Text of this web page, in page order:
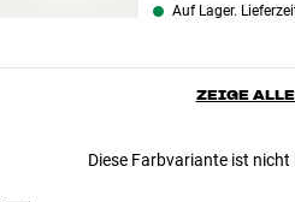
Auf Lager.
ZEIGE
Diese Farbvariante ist